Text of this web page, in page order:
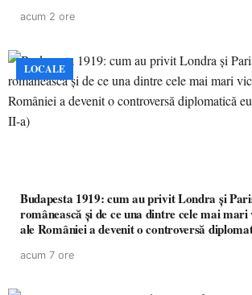
acum 2 ore
LOCALE
Budapesta 1919: cum au privit Londra și
românească și de ce una dintre cele mai
ale României a devenit o controversă
acum 7 ore